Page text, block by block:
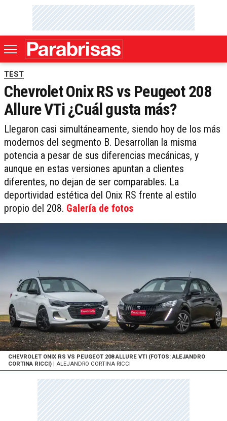
TEST
Chevrolet Onix RS vs Peugeot 208
Allure VTi ¿Cuál gusta más?
Llegaron casi simultáneamente, siendo hoy de los más
modernos del segmento B. Desarrollan la misma
potencia a pesar de sus diferencias mecánicas, y
aunque en estas versiones apuntan a clientes
diferentes, no dejan de ser comparables. La
deportividad estética del Onix RS frente al estilo
propio del 208. Galería de fotos
CHEVROLET ONIX RS VS PEUGEOT 208 ALLURE VTI (FOTOS: ALEJANDRO
CORTINA RICCI) | ALEJANDRO CORTINA RICCI